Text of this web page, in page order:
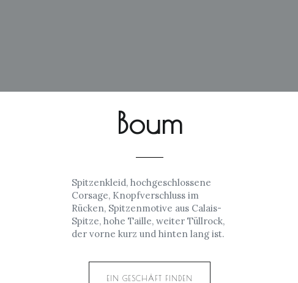
Boum
Spitzenkleid, hochgeschlossene
Corsage, Knopfverschluss im
Rücken, Spitzenmotive aus Calais-
Spitze, hohe Taille, weiter Tüllrock,
der vorne kurz und hinten lang ist.
EIN GESCHÄFT FINDEN